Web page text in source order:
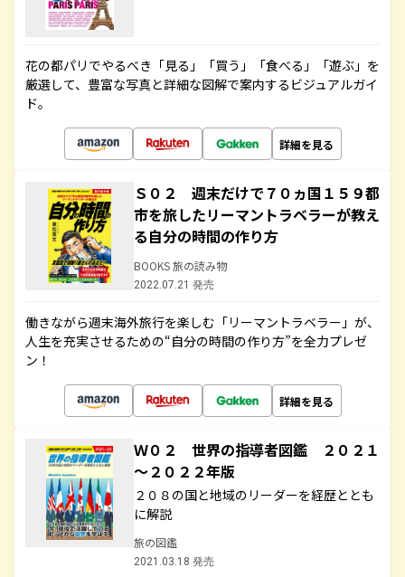
花の都パリでやるべき「見る」「買う」「食べる」「遊ぶ」を
厳選して、豊富な写真と詳細な図解で案内するビジュアルガイ
ド。
詳細を見る
Ｓ０２ 週末だけで７０ヵ国１５９都
市を旅したリーマントラベラーが教え
る自分の時間の作り方
BOOKS 旅の読み物
2022.07.21 発売
働きながら週末海外旅行を楽しむ「リーマントラベラー」が、
人生を充実させるための“自分の時間の作り方”を全力プレゼ
ン！
詳細を見る
Ｗ０２ 世界の指導者図鑑 ２０２１
～２０２２年版
２０８の国と地域のリーダーを経歴ととも
に解説
旅の図鑑
2021.03.18 発売